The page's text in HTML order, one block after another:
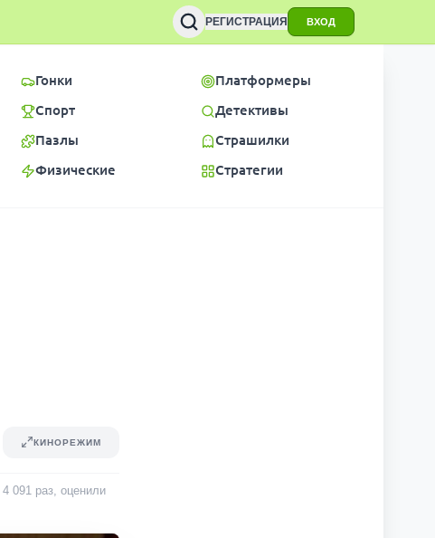
РЕГИСТРАЦИЯ ВХОД
Гонки
Спорт
Пазлы
Физические
Платформеры
Детективы
Страшилки
Стратегии
КИНОРЕЖИМ
4 091 раз, оценили